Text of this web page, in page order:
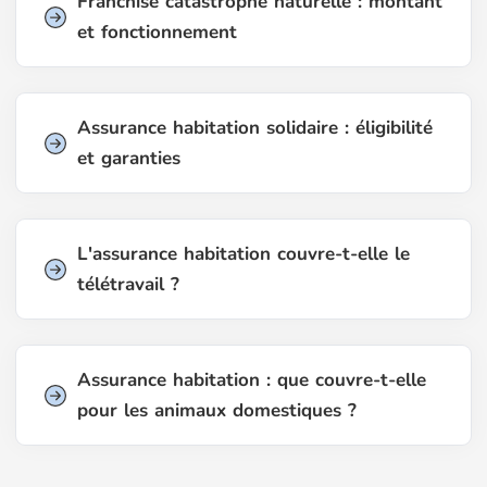
et fonctionnement
Assurance habitation solidaire : éligibilité
et garanties
L'assurance habitation couvre-t-elle le
télétravail ?
Assurance habitation : que couvre-t-elle
pour les animaux domestiques ?